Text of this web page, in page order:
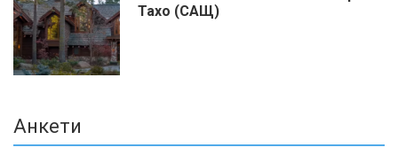
Тахо (САЩ)
Анкети